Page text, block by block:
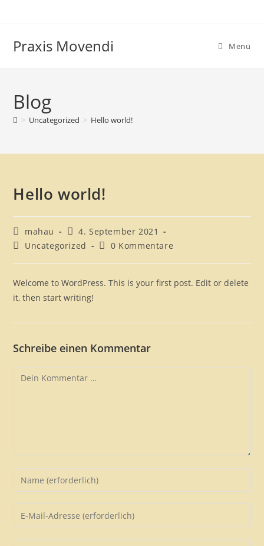
Praxis Movendi Menü
Blog
> Uncategorized > Hello world!
Hello world!
mahau
4. September 2021
Uncategorized
0 Kommentare
Welcome to WordPress. This is your first post. Edit or delete
it, then start writing!
Schreibe einen Kommentar